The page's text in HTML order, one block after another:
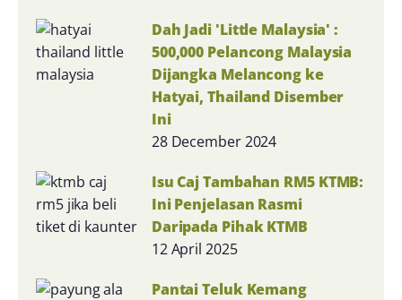
Dah Jadi 'Little Malaysia' :
500,000 Pelancong Malaysia
Dijangka Melancong ke
Hatyai, Thailand Disember
Ini
28 December 2024
Isu Caj Tambahan RM5 KTMB:
Ini Penjelasan Rasmi
Daripada Pihak KTMB
12 April 2025
Pantai Teluk Kemang